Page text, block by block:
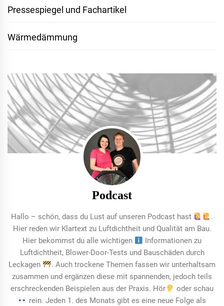
Pressespiegel und Fachartikel
Wärmedämmung
Podcast
Hallo – schön, dass du Lust auf unseren Podcast hast
.
Hier reden wir Klartext zu Luftdichtheit und Qualität am Bau.
Hier bekommst du alle wichtigen
Informationen zu
Luftdichtheit, Blower-Door-Tests und Bauschäden durch
Leckagen
. Auch trockene Themen fassen wir unterhaltsam
zusammen und ergänzen diese mit spannenden, jedoch teils
erschreckenden Beispielen aus der Praxis. Hör
oder schau
rein. Jeden 1. des Monats gibt es eine neue Folge als